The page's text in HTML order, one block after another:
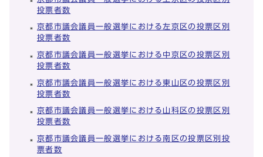
投票者数
京都市議会議員一般選挙における左京区の投票区別
投票者数
京都市議会議員一般選挙における中京区の投票区別
投票者数
京都市議会議員一般選挙における東山区の投票区別
投票者数
京都市議会議員一般選挙における山科区の投票区別
投票者数
京都市議会議員一般選挙における南区の投票区別投
票者数